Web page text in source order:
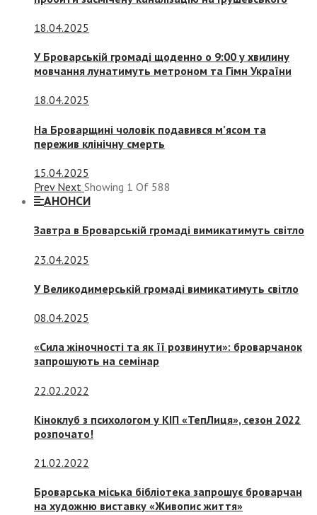
18.04.2025
У Броварській громаді щоденно о 9:00 у хвилину
мовчання лунатимуть метроном та Гімн України
18.04.2025
На Броварщині чоловік подавився м’ясом та
пережив клінічну смерть
15.04.2025
Prev Next Showing 1 Of 588
АНОНСИ
Завтра в Броварській громаді вимикатимуть світло
23.04.2025
У Великодимерській громаді вимикатимуть світло
08.04.2025
«Сила жіночності та як її розвинути»: броварчанок
запрошують на семінар
22.02.2022
Кіноклуб з психологом у КІП «ТепЛиця», сезон 2022
розпочато!
21.02.2022
Броварська міська бібліотека запрошує броварчан
на художню виставку «Живопис життя»